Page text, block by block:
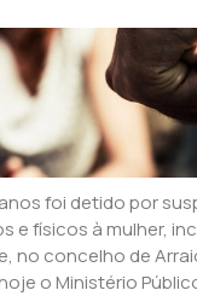
foi detido por
e físicos à mulher,
no concelho de
o Ministério